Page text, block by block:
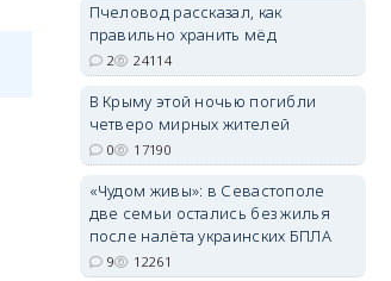
erid: 2SDnjdvhGXG
Пчеловод рассказал, как
правильно хранить мёд
2 24114
В Крыму этой ночью погибли
четверо мирных жителей
0 17190
«Чудом живы»: в Севастополе
две семьи остались без жилья
после налёта украинских БПЛА
9 12261